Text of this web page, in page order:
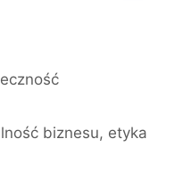
biznesu, etyka